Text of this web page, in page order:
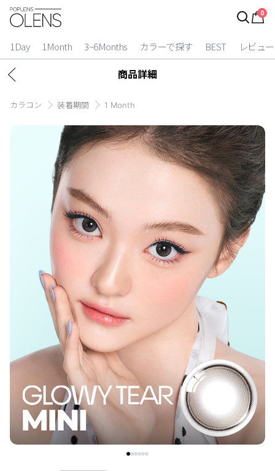
0
1Day 1Month 3~6Months カラーで探す BEST レビュー
ログイン
カラコン比較
今月限定特典
装着期間
1 Month
3~6 Months
よりどりキット
カラー
ブラウン
チョコ
ブラック
ヘーゼル
グリーン
ブルー
ピンク
透明
乱視用
ハロウィンカラコン
ケア用品
商品詳細
カラコン 装着期間 1 Month